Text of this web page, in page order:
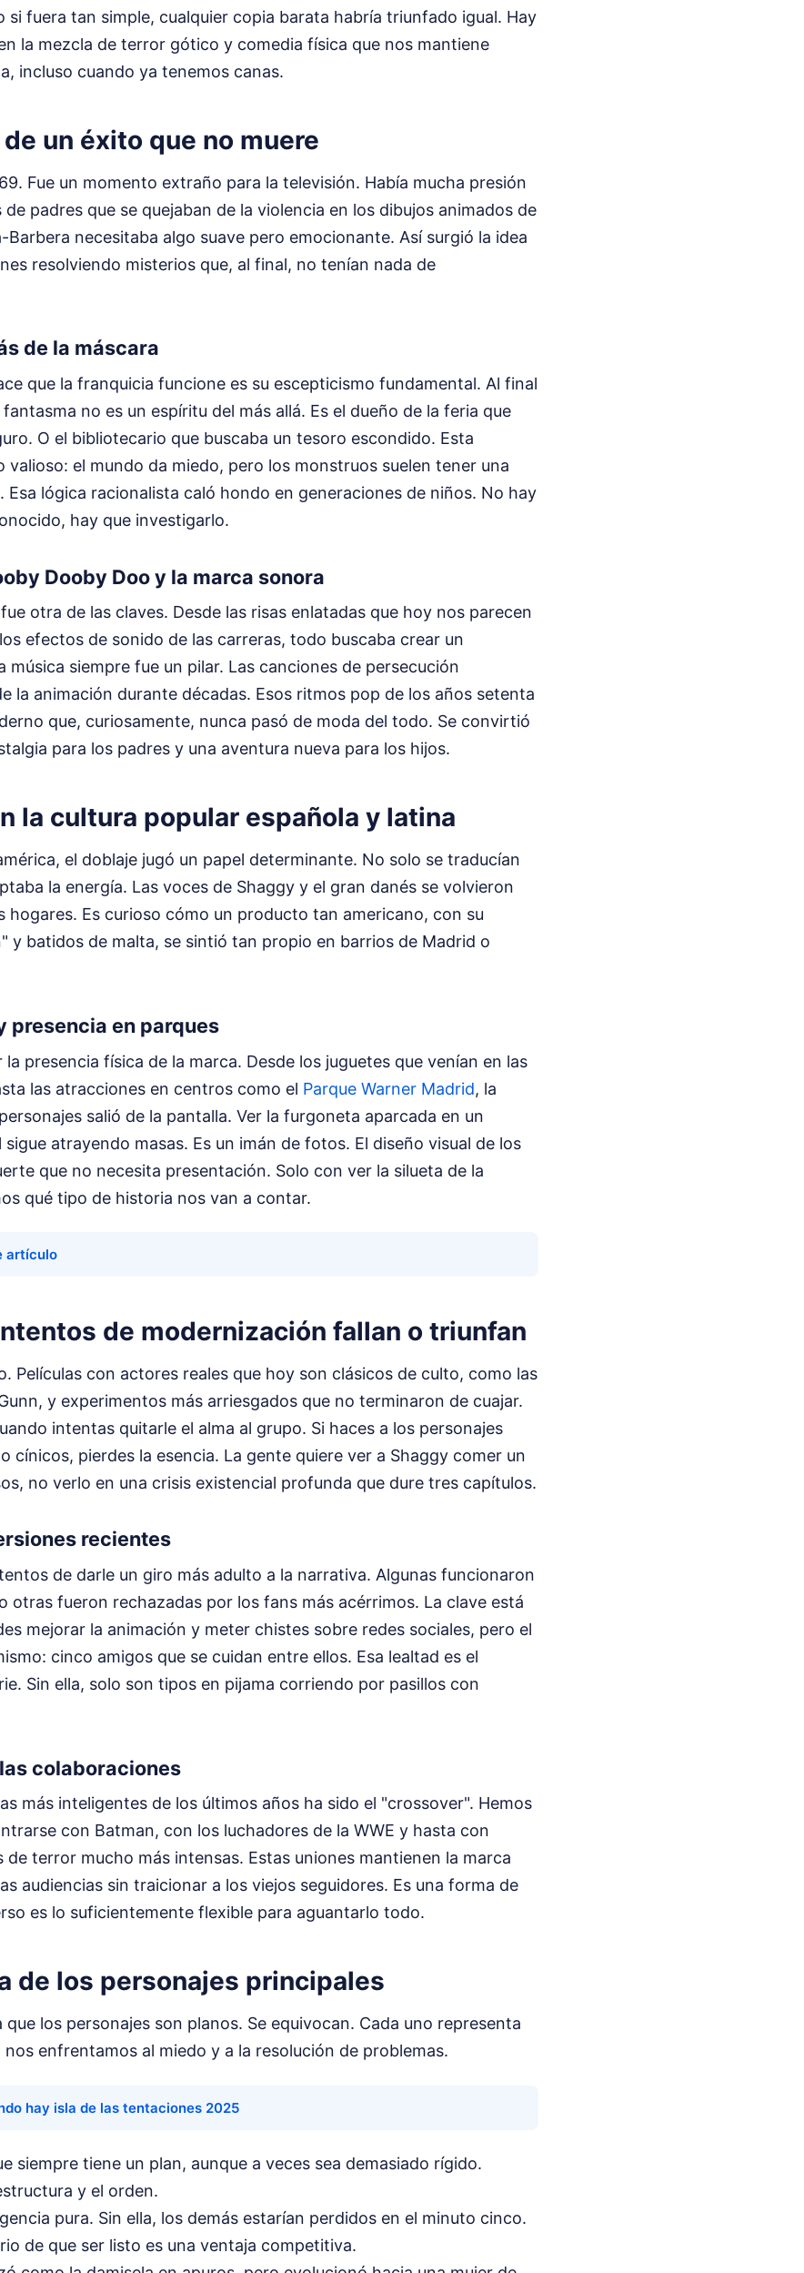
si fuera tan simple, cualquier copia barata habría triunfado igual. Hay
la mezcla de terror gótico y comedia física que nos mantiene
incluso cuando ya tenemos canas.
un éxito que no muere
Fue un momento extraño para la televisión. Había mucha presión
padres que se quejaban de la violencia en los dibujos animados de
Barbera necesitaba algo suave pero emocionante. Así surgió la idea
resolviendo misterios que, al final, no tenían nada de
de la máscara
que la franquicia funcione es su escepticismo fundamental. Al final
no es un espíritu del más allá. Es el dueño de la feria que
O el bibliotecario que buscaba un tesoro escondido. Esta
valioso: el mundo da miedo, pero los monstruos suelen tener una
Esa lógica racionalista caló hondo en generaciones de niños. No hay
hay que investigarlo.
Dooby Doo y la marca sonora
otra de las claves. Desde las risas enlatadas que hoy nos parecen
efectos de sonido de las carreras, todo buscaba crear un
música siempre fue un pilar. Las canciones de persecución
la animación durante décadas. Esos ritmos pop de los años setenta
que, curiosamente, nunca pasó de moda del todo. Se convirtió
para los padres y una aventura nueva para los hijos.
la cultura popular española y latina
el doblaje jugó un papel determinante. No solo se traducían
la energía. Las voces de Shaggy y el gran danés se volvieron
hogares. Es curioso cómo un producto tan americano, con su
y batidos de malta, se sintió tan propio en barrios de Madrid o
presencia en parques
presencia física de la marca. Desde los juguetes que venían en las
las atracciones en centros como el Parque Warner Madrid, la
salió de la pantalla. Ver la furgoneta aparcada en un
atrayendo masas. Es un imán de fotos. El diseño visual de los
que no necesita presentación. Solo con ver la silueta de la
qué tipo de historia nos van a contar.
artículo
de modernización fallan o triunfan
Películas con actores reales que hoy son clásicos de culto, como las
y experimentos más arriesgados que no terminaron de cuajar.
intentas quitarle el alma al grupo. Si haces a los personajes
cínicos, pierdes la esencia. La gente quiere ver a Shaggy comer un
no verlo en una crisis existencial profunda que dure tres capítulos.
recientes
de darle un giro más adulto a la narrativa. Algunas funcionaron
otras fueron rechazadas por los fans más acérrimos. La clave está
mejorar la animación y meter chistes sobre redes sociales, pero el
cinco amigos que se cuidan entre ellos. Esa lealtad es el
Sin ella, solo son tipos en pijama corriendo por pasillos con
colaboraciones
más inteligentes de los últimos años ha sido el "crossover". Hemos
con Batman, con los luchadores de la WWE y hasta con
de terror mucho más intensas. Estas uniones mantienen la marca
audiencias sin traicionar a los viejos seguidores. Es una forma de
es lo suficientemente flexible para aguantarlo todo.
de los personajes principales
los personajes son planos. Se equivocan. Cada uno representa
enfrentamos al miedo y a la resolución de problemas.
hay isla de las tentaciones 2025
siempre tiene un plan, aunque a veces sea demasiado rígido.
y el orden.
pura. Sin ella, los demás estarían perdidos en el minuto cinco.
de que ser listo es una ventaja competitiva.